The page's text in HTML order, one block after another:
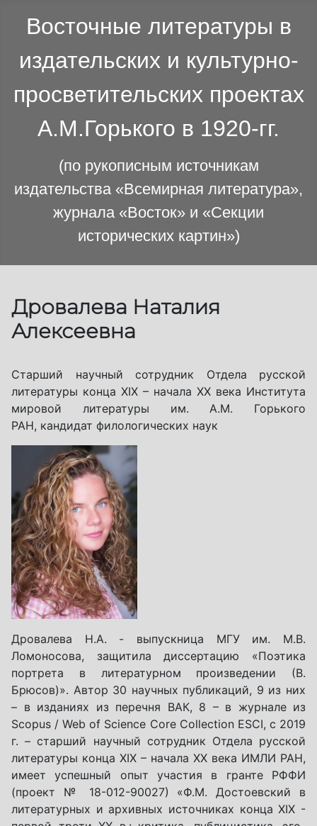
Восточные литературы в
издательских и культурно-
просветительских проектах
А.М.Горького в 1920-гг.
(по рукописным источникам
издательства «Всемирная литература»,
журнала «Восток» и «Секции
исторических картин»)
Дровалева Наталия
Алексеевна
Старший научный сотрудник Отдела русской
литературы конца XIX – начала XX века Института
мировой литературы им. А.М. Горького
РАН, кандидат филологических наук
Дровалева Н.А. - выпускница МГУ им. М.В.
Ломоносова, защитила диссертацию «Поэтика
портрета в литературном произведении (В.
Брюсов)». Автор 30 научных публикаций, 9 из них
– в изданиях из перечня ВАК, 8 – в журнале из
Scopus / Web of Science Core Collection ESCI, с 2019
г. – старший научный сотрудник Отдела русской
литературы конца XIX – начала XX века ИМЛИ РАН,
имеет успешный опыт участия в гранте РФФИ
(проект № 18-012-90027) «Ф.М. Достоевский в
литературных и архивных источниках конца XIX -